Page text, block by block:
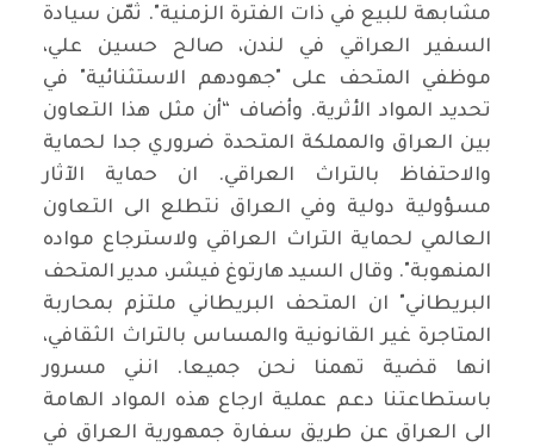
مشابهة للبيع في ذات الفترة الزمنية". ثمّن سيادة
السفير العراقي في لندن، صالح حسين علي،
موظفي المتحف على "جهودهم الاستثنائية" في
تحديد المواد الأثرية. وأضاف “أن مثل هذا التعاون
بين العراق والمملكة المتحدة ضروري جدا لحماية
والاحتفاظ بالتراث العراقي. ان حماية الآثار
مسؤولية دولية وفي العراق نتطلع الى التعاون
العالمي لحماية التراث العراقي ولاسترجاع مواده
المنهوبة". وقال السيد هارتوغ فيشر، مدير المتحف
البريطاني" ان المتحف البريطاني ملتزم بمحاربة
المتاجرة غير القانونية والمساس بالتراث الثقافي،
انها قضية تهمنا نحن جميعا. انني مسرور
باستطاعتنا دعم عملية ارجاع هذه المواد الهامة
الى العراق عن طريق سفارة جمهورية العراق في